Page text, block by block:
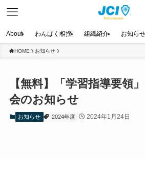
About わんぱく相撲 組織紹介 お知らせ
HOME お知らせ
【無料】「学習指導要領
会のお知らせ
お知らせ 2024年度 2024年1月24日